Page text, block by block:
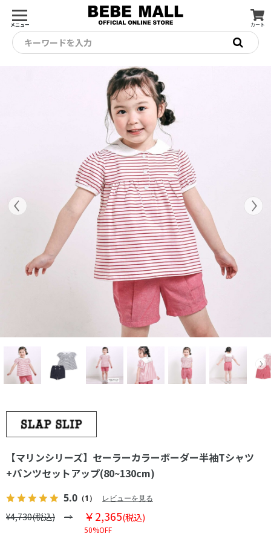
メニュー カート
キーワードを入力
【マリンシリーズ】セーラーカラーボーダー半袖Tシャツ
+パンツセットアップ(80~130cm)
5.0 （1） レビューを見る
¥4,730(税込) ￥2,365(税込)
50%OFF